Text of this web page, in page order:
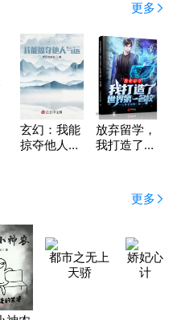
更多
玄幻：我能
掠夺他人气
放弃留学，
我打造了世
更多
都市之无上
天骄
娇妃心
计